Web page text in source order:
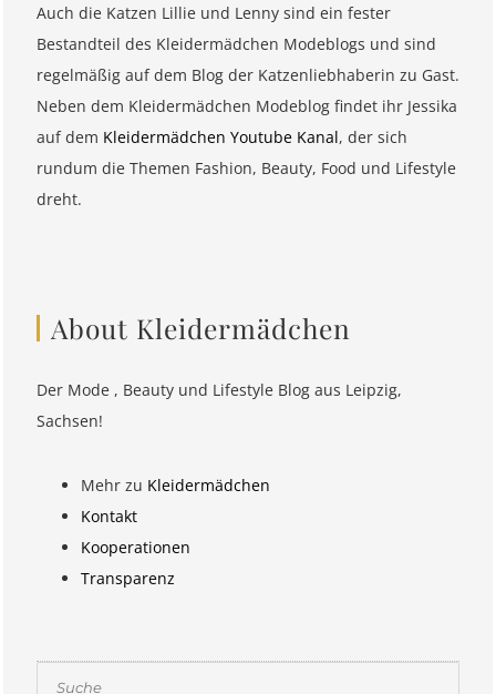
Auch die Katzen Lillie und Lenny sind ein fester
Bestandteil des Kleidermädchen Modeblogs und sind
regelmäßig auf dem Blog der Katzenliebhaberin zu Gast.
Neben dem Kleidermädchen Modeblog findet ihr Jessika
auf dem Kleidermädchen Youtube Kanal, der sich
rundum die Themen Fashion, Beauty, Food und Lifestyle
dreht.
About Kleidermädchen
Der Mode , Beauty und Lifestyle Blog aus Leipzig,
Sachsen!
Mehr zu Kleidermädchen
Kontakt
Kooperationen
Transparenz